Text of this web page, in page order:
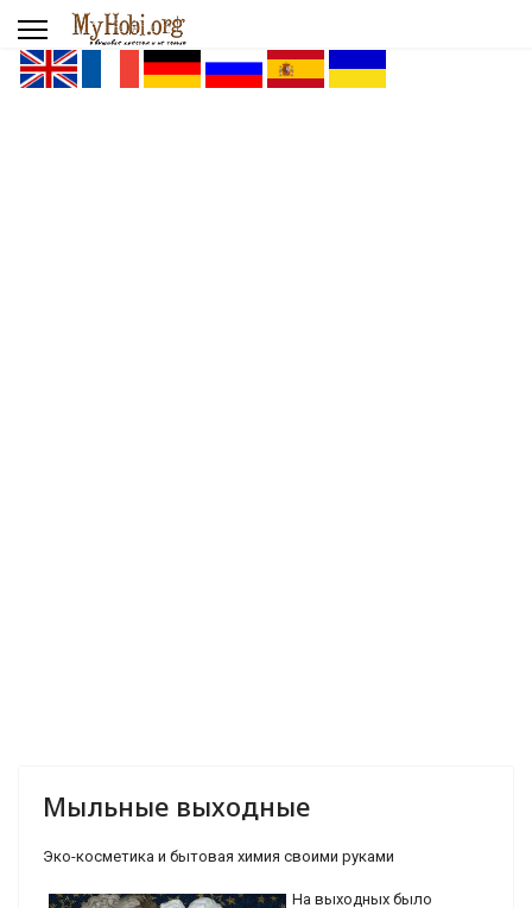
Мыльные выходные
Эко-косметика и бытовая химия своими руками
На выходных было